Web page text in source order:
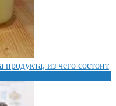
из чего состоит